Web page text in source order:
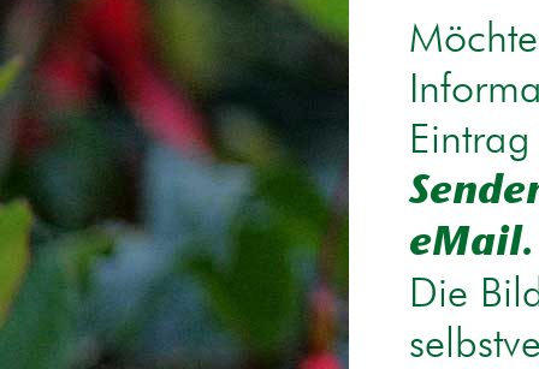
eMail.
Die